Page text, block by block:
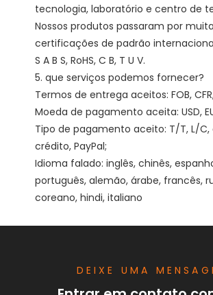
tecnologia, laboratório e centro de
Nossos produtos passaram por
certificações de padrão
S A B S, RoHS, C B, T U V.
5. que serviços podemos fornecer?
Termos de entrega aceitos: FOB, CFR,
Moeda de pagamento aceita: USD,
Tipo de pagamento aceito: T/T, L/
crédito, PayPal;
Idioma falado: inglês, chinês,
português, alemão, árabe, francês,
DEIXE UMA